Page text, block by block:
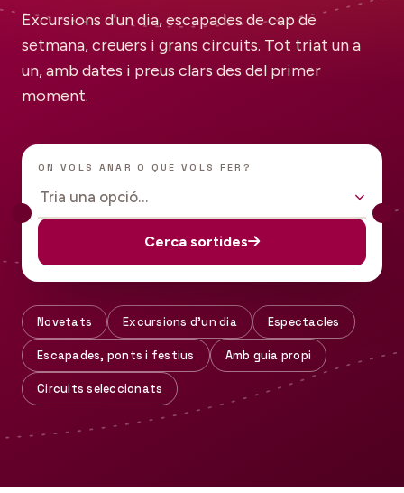
Excursions d'un dia, escapades de cap de
setmana, creuers i grans circuits. Tot triat un a
un, amb dates i preus clars des del primer
moment.
ON VOLS ANAR O QUÈ VOLS FER?
Tria una opció…
Cerca sortides
Novetats Excursions d'un dia Espectacles
Escapades, ponts i festius Amb guia propi
Circuits seleccionats